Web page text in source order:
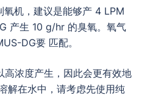
机，建议是能够产 4 LPM
产生 10 g/hr 的臭氧。氧气
DG要 匹配。
浓度产生，因此会更有效地
解在水中，请考虑先使用纯